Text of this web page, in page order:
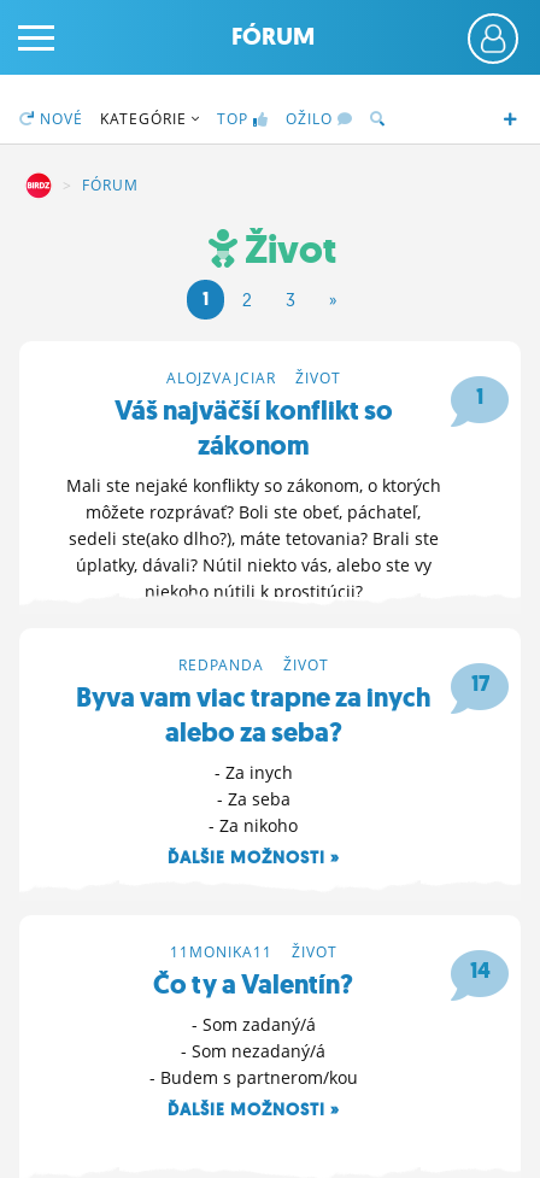
PRIHLÁS SA
FÓRUM
STATUSY
OBRÁZKY
ĽUDIA
NASTAVENIA
ROLETA
FÓRUM
NOVÉ KATEGÓRIE TOP OŽILO
FÓRUM
Život
1 2 3 »
1
ALOJZVAJCIAR ŽIVOT
Váš najväčší konflikt so
zákonom
Mali ste nejaké konflikty so zákonom, o ktorých
môžete rozprávať? Boli ste obeť, páchateľ,
sedeli ste(ako dlho?), máte tetovania? Brali ste
úplatky, dávali? Nútil niekto vás, alebo ste vy
niekoho nútili k prostitúcii?
20. 7. 2026 13:05
17
REDPANDA ŽIVOT
Byva vam viac trapne za inych
alebo za seba?
- Za inych
- Za seba
- Za nikoho
ĎALŠIE MOŽNOSTI »
14
11MONIKA11 ŽIVOT
Čo ty a Valentín?
- Som zadaný/á
- Som nezadaný/á
- Budem s partnerom/kou
ĎALŠIE MOŽNOSTI »